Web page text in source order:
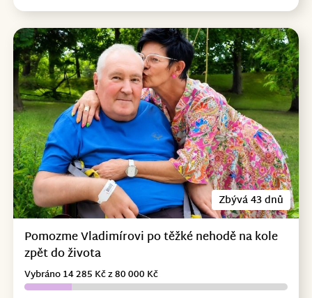
Zbývá 43 dnů
Pomozme Vladimírovi po těžké nehodě na kole
zpět do života
Vybráno 14 285 Kč z 80 000 Kč